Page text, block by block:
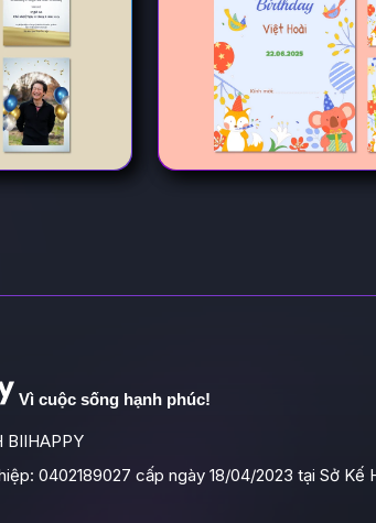
Vì cuộc sống hạnh phúc!
BIIHAPPY
0402189027 cấp ngày 18/04/2023 tại Sở